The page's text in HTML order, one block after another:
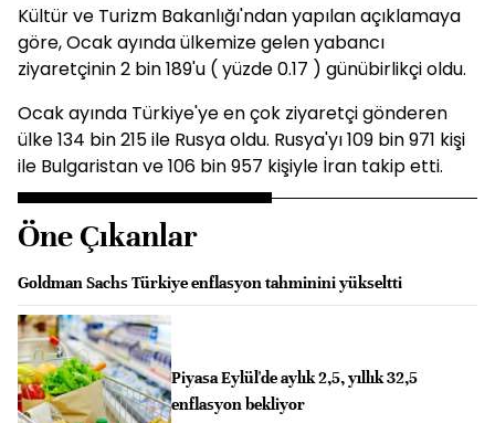
Kültür ve Turizm Bakanlığı'ndan yapılan açıklamaya
göre, Ocak ayında ülkemize gelen yabancı
ziyaretçinin 2 bin 189'u ( yüzde 0.17 ) günübirlikçi oldu.
Ocak ayında Türkiye'ye en çok ziyaretçi gönderen
ülke 134 bin 215 ile Rusya oldu. Rusya'yı 109 bin 971 kişi
ile Bulgaristan ve 106 bin 957 kişiyle İran takip etti.
Öne Çıkanlar
Goldman Sachs Türkiye enflasyon tahminini yükseltti
Piyasa Eylül'de aylık 2,5, yıllık 32,5
enflasyon bekliyor